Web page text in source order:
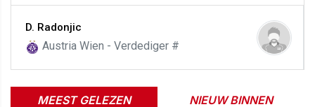
D. Radonjic
Austria Wien - Verdediger #
MEEST GELEZEN NIEUW BINNEN